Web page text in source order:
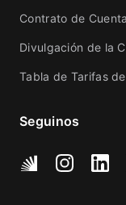
Contrato de
Divulgación de la
Tabla de Tarifas
Seguinos